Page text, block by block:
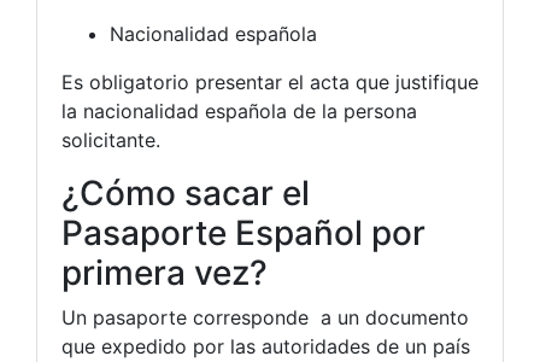
Nacionalidad española
Es obligatorio presentar el acta que justifique
la nacionalidad española de la persona
solicitante.
¿Cómo sacar el
Pasaporte Español por
primera vez?
Un pasaporte corresponde a un documento
que expedido por las autoridades de un país